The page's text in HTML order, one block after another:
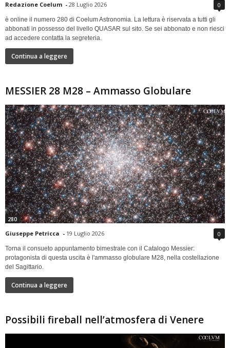
Redazione Coelum - 28 Luglio 2026 0
è online il numero 280 di Coelum Astronomia. La lettura è riservata a tutti gli
abbonati in possesso del livello QUASAR sul sito. Se sei abbonato e non riesci
ad accedere contatta la segreteria.
Continua a leggere
MESSIER 28 M28 – Ammasso Globulare
280
Giuseppe Petricca - 19 Luglio 2026 0
Torna il consueto appuntamento bimestrale con il Catalogo Messier:
protagonista di questa uscita è l'ammasso globulare M28, nella costellazione
del Sagittario.
Continua a leggere
Possibili fireball nell’atmosfera di Venere